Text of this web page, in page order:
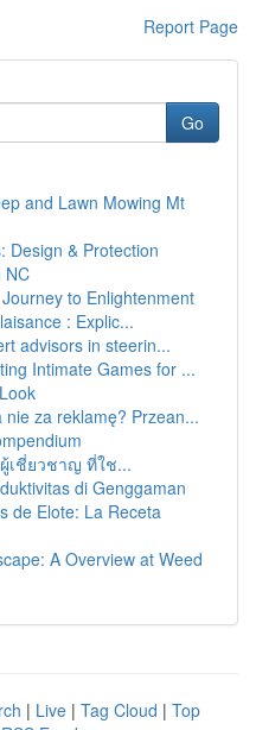
Report Page
Go
and Lawn Mowing Mt
Design & Protection
NC
to Enlightenment
: Explic...
advisors in steerin...
Intimate Games for ...
nie za reklamę? Przean...
เชี่ยวชาญ ที่ใช...
di Genggaman
de Elote: La Receta
A Overview at Weed
| Live | Tag Cloud | Top